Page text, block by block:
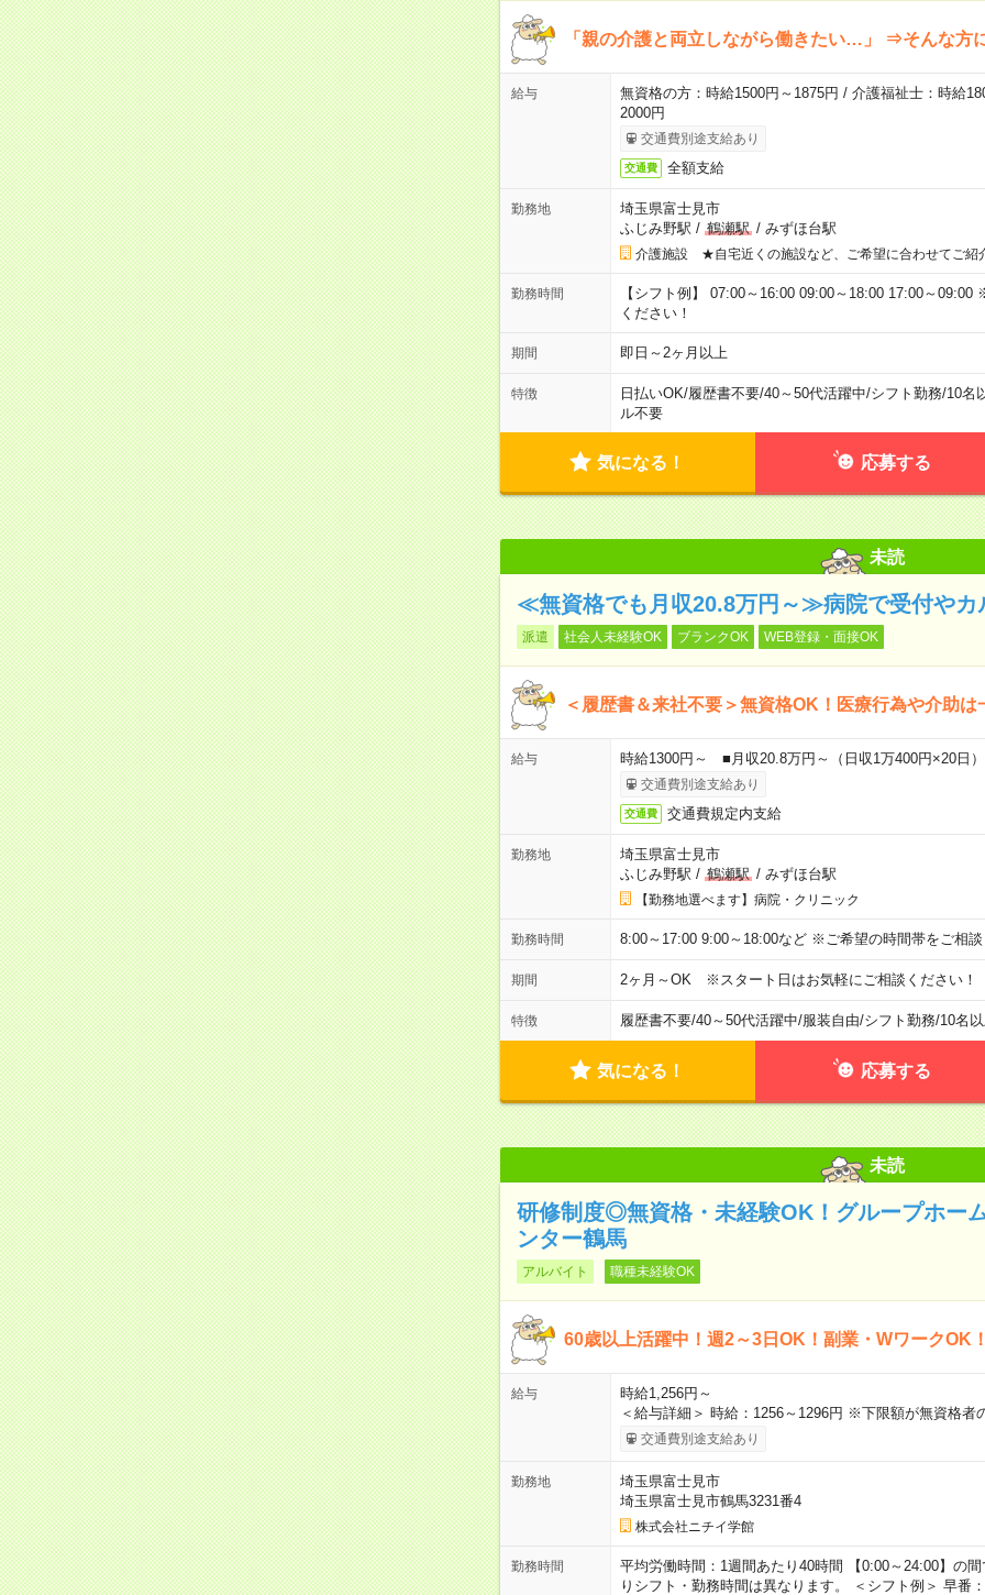
「親の介護と両立しながら働きたい…」 ⇒そんな方
給与
無資格の方：時給1500円～1875円 / 介護福祉士：時給
2000円
交通費別途支給あり
交通費 全額支給
勤務地
埼玉県富士見市
ふじみ野駅 / 鶴瀬駅/ みずほ台駅
介護施設 ★自宅近くの施設など、ご希望に合わせてご紹
勤務時間
【シフト例】 07:00～16:00 09:00～18:00 17:00～
ください！
期間 即日～2ヶ月以上
特徴 日払いOK/履歴書不要/40～50代活躍中/シフト勤務/10名
ル不要
気になる！ 応募する
未読
≪無資格でも月収20.8万円～≫病院で受付やカ
派遣 社会人未経験OK ブランクOK WEB登録・面接OK
＜履歴書＆来社不要＞無資格OK！医療行為や介助
給与 時給1300円～ ■月収20.8万円～（日収1万400円×20日）
交通費別途支給あり
交通費 交通費規定内支給
勤務地
埼玉県富士見市
ふじみ野駅 / 鶴瀬駅/ みずほ台駅
【勤務地選べます】病院・クリニック
勤務時間 8:00～17:00 9:00～18:00など ※ご希望の時間帯をご相
期間 2ヶ月～OK ※スタート日はお気軽にご相談ください！
特徴 履歴書不要/40～50代活躍中/服装自由/シフト勤務/10名
気になる！ 応募する
未読
研修制度◎無資格・未経験OK！グループホー
ンター鶴馬
アルバイト 職種未経験OK
60歳以上活躍中！週2～3日OK！副業・WワークOK
給与
時給1,256円～
＜給与詳細＞ 時給：1256～1296円 ※下限額が無資格
交通費別途支給あり
勤務地
埼玉県富士見市
埼玉県富士見市鶴馬3231番4
株式会社ニチイ学館
勤務時間
平均労働時間：1週間あたり40時間 【0:00～24:00】の
りシフト・勤務時間は異なります。 ＜シフト例＞ 早番